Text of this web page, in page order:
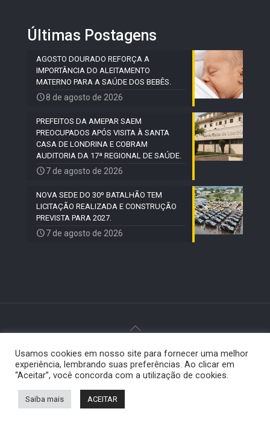
Últimas Postagens
AGOSTO DOURADO REFORÇA A
IMPORTÂNCIA DO ALEITAMENTO
MATERNO PARA A SAÚDE DOS BEBÊS.
8 de agosto de 2026
PREFEITOS DA AMEPAR SAEM
PREOCUPADOS APÓS VISITA À SANTA
CASA DE LONDRINA E COBRAM
AUDITORIA DA 17ª REGIONAL DE SAÚDE.
7 de agosto de 2026
NOVA SEDE DO 30º BATALHÃO TEM
LICITAÇÃO REALIZADA E CONSTRUÇÃO
PREVISTA PARA 2027.
7 de agosto de 2026
© 2024 Paiquerê - Todos os direitos reservados |
Desenvolvido porElemento Visual .
Usamos cookies em nosso site para fornecer uma melhor
experiência, lembrando suas preferências. Ao clicar em
“Aceitar”, você concorda com a utilização de cookies.
Saiba mais ACEITAR